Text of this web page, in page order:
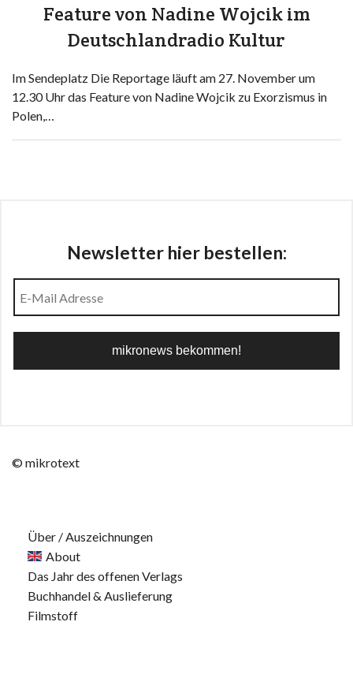
Feature von Nadine Wojcik im
Deutschlandradio Kultur
Im Sendeplatz Die Reportage läuft am 27. November um
12.30 Uhr das Feature von Nadine Wojcik zu Exorzismus in
Polen,…
Newsletter hier bestellen:
© mikrotext
Über / Auszeichnungen
About
Das Jahr des offenen Verlags
Buchhandel & Auslieferung
Filmstoff